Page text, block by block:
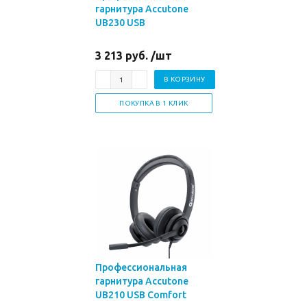
гарнитура Accutone
UB230 USB
3 213 руб. /шт
В КОРЗИНУ
ПОКУПКА В 1 КЛИК
Профессиональная
гарнитура Accutone
UB210 USB Comfort